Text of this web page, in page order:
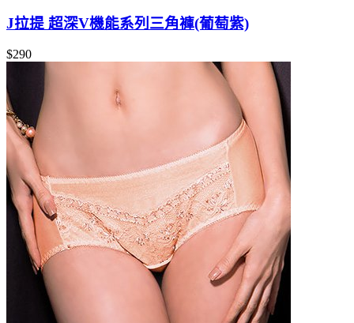
J拉提 超深V機能系列三角褲(葡萄紫)
$290